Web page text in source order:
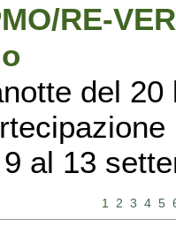
RE-
del
al 13
1 2 3 4 5